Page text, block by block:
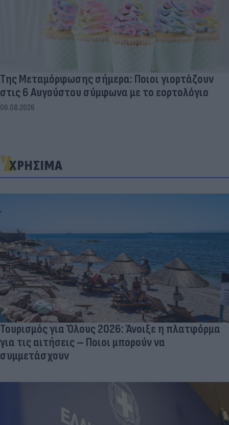
Της Μεταμόρφωσης σήμερα: Ποιοι γιορτάζουν
στις 6 Αυγούστου σύμφωνα με το εορτολόγιο
06.08.2026
ΧΡΗΣΙΜΑ
Τουρισμός για Όλους 2026: Άνοιξε η πλατφόρμα
για τις αιτήσεις – Ποιοι μπορούν να
συμμετάσχουν